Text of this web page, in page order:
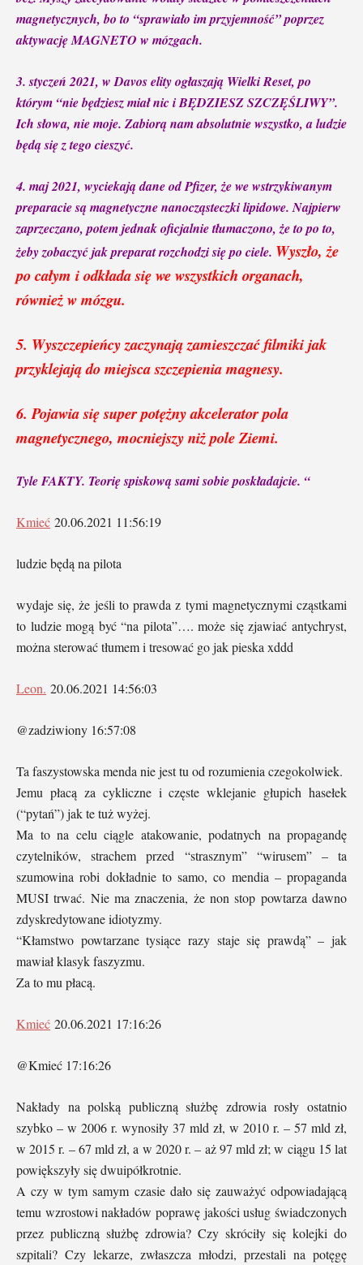
magnetycznych, bo to “sprawiało im przyjemność” poprzez
aktywację MAGNETO w mózgach.
3. styczeń 2021, w Davos elity ogłaszają Wielki Reset, po
którym “nie będziesz miał nic i BĘDZIESZ SZCZĘŚLIWY”.
Ich słowa, nie moje. Zabiorą nam absolutnie wszystko, a ludzie
będą się z tego cieszyć.
4. maj 2021, wyciekają dane od Pfizer, że we wstrzykiwanym
preparacie są magnetyczne nanocząsteczki lipidowe. Najpierw
zaprzeczano, potem jednak oficjalnie tłumaczono, że to po to,
żeby zobaczyć jak preparat rozchodzi się po ciele. Wyszło, że
po całym i odkłada się we wszystkich organach,
również w mózgu.
5. Wyszczepieńcy zaczynają zamieszczać filmiki jak
przyklejają do miejsca szczepienia magnesy.
6. Pojawia się super potężny akcelerator pola
magnetycznego, mocniejszy niż pole Ziemi.
Tyle FAKTY. Teorię spiskową sami sobie poskładajcie. “
Kmieć 20.06.2021 11:56:19
ludzie będą na pilota
wydaje się, że jeśli to prawda z tymi magnetycznymi cząstkami
to ludzie mogą być “na pilota”…. może się zjawiać antychryst,
można sterować tłumem i tresować go jak pieska xddd
Leon. 20.06.2021 14:56:03
@zadziwiony 16:57:08
Ta faszystowska menda nie jest tu od rozumienia czegokolwiek.
Jemu płacą za cykliczne i częste wklejanie głupich hasełek
(“pytań”) jak te tuż wyżej.
Ma to na celu ciągle atakowanie, podatnych na propagandę
czytelników, strachem przed “strasznym” “wirusem” – ta
szumowina robi dokładnie to samo, co mendia – propaganda
MUSI trwać. Nie ma znaczenia, że non stop powtarza dawno
zdyskredytowane idiotyzmy.
“Kłamstwo powtarzane tysiące razy staje się prawdą” – jak
mawiał klasyk faszyzmu.
Za to mu płacą.
Kmieć 20.06.2021 17:16:26
@Kmieć 17:16:26
Nakłady na polską publiczną służbę zdrowia rosły ostatnio
szybko – w 2006 r. wynosiły 37 mld zł, w 2010 r. – 57 mld zł,
w 2015 r. – 67 mld zł, a w 2020 r. – aż 97 mld zł; w ciągu 15 lat
powiększyły się dwuipółkrotnie.
A czy w tym samym czasie dało się zauważyć odpowiadającą
temu wzrostowi nakładów poprawę jakości usług świadczonych
przez publiczną służbę zdrowia? Czy skróciły się kolejki do
szpitali? Czy lekarze, zwłaszcza młodzi, przestali na potęgę